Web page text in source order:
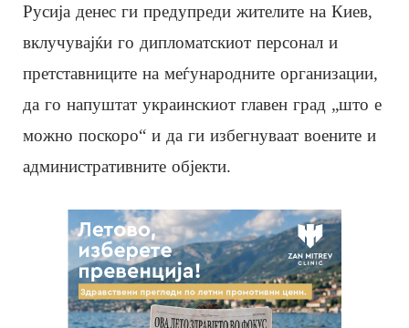
Русија денес ги предупреди жителите на Киев,
вклучувајќи го дипломатскиот персонал и
претставниците на меѓународните организации,
да го напуштат украинскиот главен град „што е
можно поскоро“ и да ги избегнуваат воените и
административните објекти.